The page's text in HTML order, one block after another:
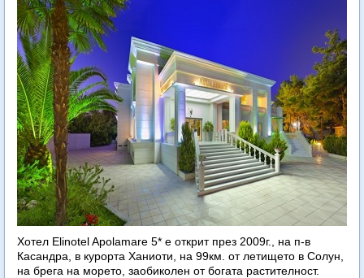
Хотел Elinotel Apolamare 5* е открит през 2009г., на п-в
Касандра, в курорта Ханиоти, на 99км. от летището в Солун,
на брега на морето, заобиколен от богата растителност.